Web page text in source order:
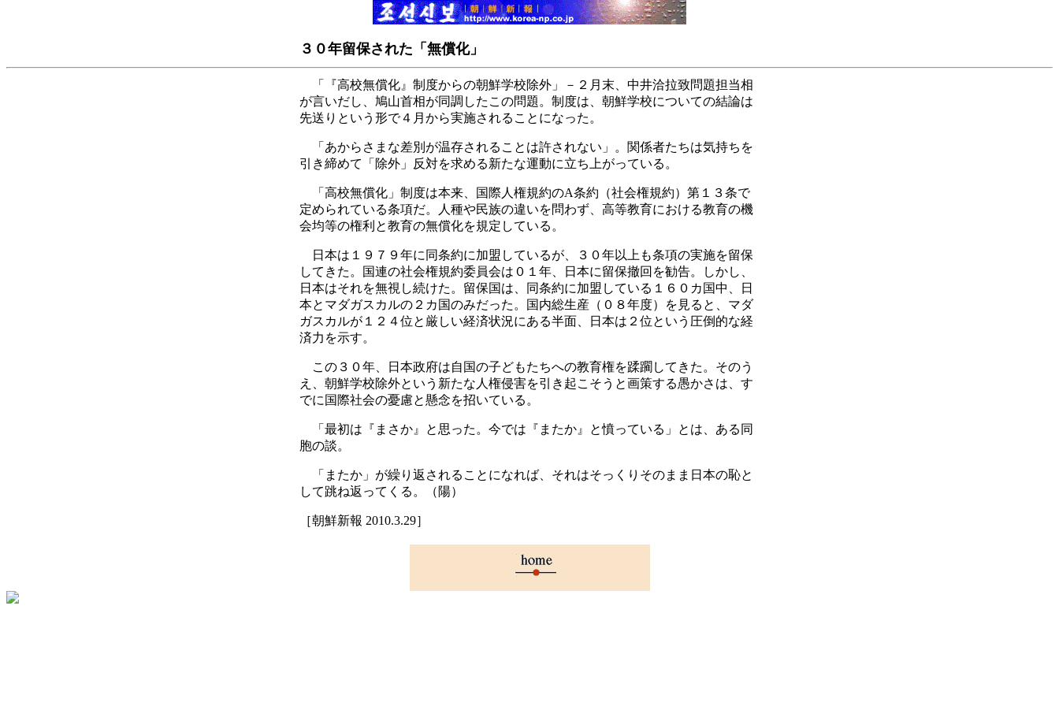
３０年留保された「無償化」
「『高校無償化』制度からの朝鮮学校除外」－２月末、中井洽拉致問題担当相
が言いだし、鳩山首相が同調したこの問題。制度は、朝鮮学校についての結論は
先送りという形で４月から実施されることになった。
「あからさまな差別が温存されることは許されない」。関係者たちは気持ちを
引き締めて「除外」反対を求める新たな運動に立ち上がっている。
「高校無償化」制度は本来、国際人権規約のA条約（社会権規約）第１３条で
定められている条項だ。人種や民族の違いを問わず、高等教育における教育の機
会均等の権利と教育の無償化を規定している。
日本は１９７９年に同条約に加盟しているが、３０年以上も条項の実施を留保
してきた。国連の社会権規約委員会は０１年、日本に留保撤回を勧告。しかし、
日本はそれを無視し続けた。留保国は、同条約に加盟している１６０カ国中、日
本とマダガスカルの２カ国のみだった。国内総生産（０８年度）を見ると、マダ
ガスカルが１２４位と厳しい経済状況にある半面、日本は２位という圧倒的な経
済力を示す。
この３０年、日本政府は自国の子どもたちへの教育権を蹂躙してきた。そのう
え、朝鮮学校除外という新たな人権侵害を引き起こそうと画策する愚かさは、す
でに国際社会の憂慮と懸念を招いている。
「最初は『まさか』と思った。今では『またか』と憤っている」とは、ある同
胞の談。
「またか」が繰り返されることになれば、それはそっくりそのまま日本の恥と
して跳ね返ってくる。（陽）
［朝鮮新報 2010.3.29］